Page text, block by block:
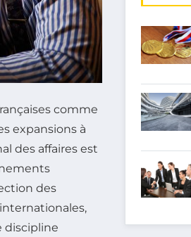
comme
expansions à
des affaires est
des
discipline